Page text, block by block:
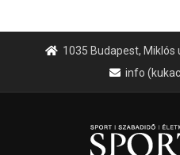
1035 Budapest, Miklós
info